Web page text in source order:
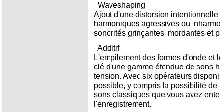
Waveshaping
Ajout d'une distorsion
harmoniques agressives ou
sonorités grinçantes, mordantes et
Additif
L'empilement des formes d'onde et
clé d'une gamme étendue de sons
tension. Avec six opérateurs
possible, y compris la possibilité
sons classiques que vous avez
l'enregistrement.